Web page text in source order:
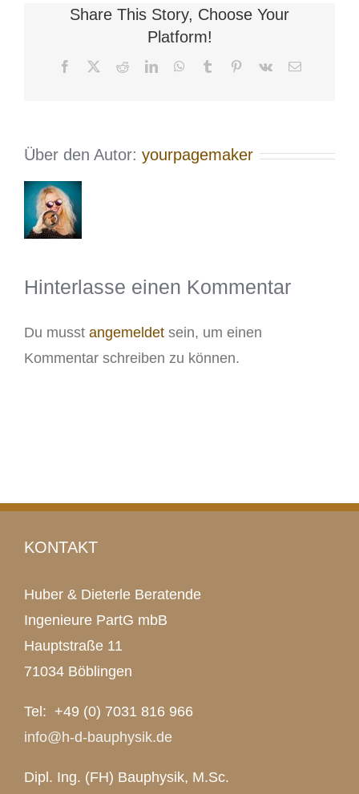
Share This Story, Choose Your
Platform!
Facebook RedditLinkedInWhatsApp
Tumblr Pinterest
Vk
E-
Über den Autor: yourpagemaker
Hinterlasse einen Kommentar
Du musst angemeldet sein, um einen
Kommentar schreiben zu können.
KONTAKT
Huber & Dieterle Beratende
Ingenieure PartG mbB
Hauptstraße 11
71034 Böblingen
Tel: +49 (0) 7031 816 966
info@h-d-bauphysik.de
Dipl. Ing. (FH) Bauphysik, M.Sc.